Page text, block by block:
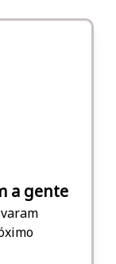
a gente